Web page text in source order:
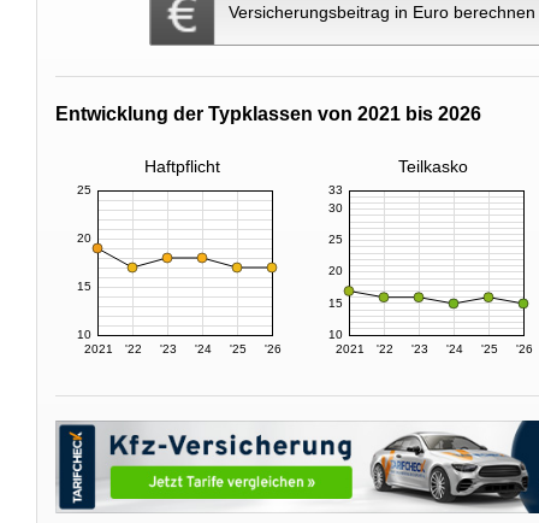
Versicherungsbeitrag in Euro berechnen
Entwicklung der Typklassen von 2021 bis 2026
Haftpflicht Teilkasko
2021 '22 '23 '24 '25 '26
10
15
20
25
2021 '22 '23 '24 '25 '26
10
15
20
25
30
33